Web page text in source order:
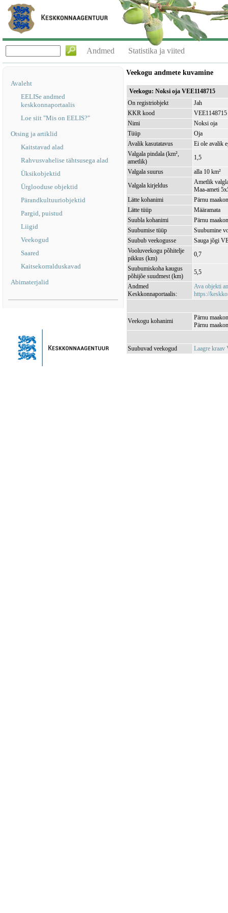
Andmed Statistika ja viited
Avaleht
EELISe andmed
keskkonnaportaalis
Loe siit "Mis on EELIS?"
Otsing ja artiklid
Kaitstavad alad
Rahvusvahelise tähtsusega alad
Üksikobjektid
Ürglooduse objektid
Pärandkultuuriobjektid
Pargid, puistud
Liigid
Veekogud
Saared
Kaitsekorralduskavad
Abimaterjalid
Veekogu andmete kuvamine
Veekogu: Noksi oja VEE1148715
On registriobjekt
Jah
KKR kood
VEE1148715
Nimi
Noksi oja
Tüüp
Oja
Avalik kasutatavus
Ei ole avalik
Valgala pindala (km²,
ametlik)
1,5
Valgala suurus
alla 10 km²
Valgala kirjeldus
Ametlik
Maa-ameti
Lätte kohanimi
Pärnu
Lätte tüüp
Määramata
Suubla kohanimi
Pärnu
Suubumise tüüp
Suubumine
Suubub veekogusse
Sauga jõgi
Vooluveekogu põhitelje
pikkus (km)
0,7
Suubumiskoha kaugus
põhijõe suudmest (km)
5,5
Andmed
Keskkonnaportaalis:
Ava objekti
https://
Veekogu kohanimi
Pärnu
Pärnu
Suubuvad veekogud Laagre kraav